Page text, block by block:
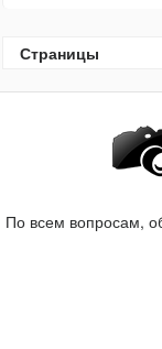
Страницы
По всем вопросам,